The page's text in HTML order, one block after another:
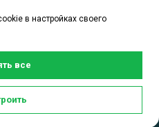
по услугам
можно в чате:
в настройках своего
все